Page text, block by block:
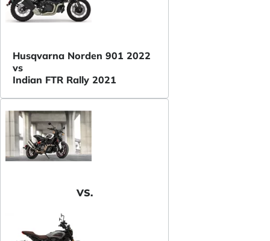
Husqvarna Norden 901 2022
vs
Indian FTR Rally 2021
VS.